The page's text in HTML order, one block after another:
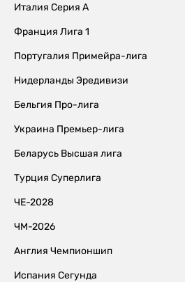
Италия Серия А
Франция Лига 1
Португалия Примейра-лига
Нидерланды Эредивизи
Бельгия Про-лига
Украина Премьер-лига
Беларусь Высшая лига
Турция Суперлига
ЧЕ-2028
ЧМ-2026
Англия Чемпионшип
Испания Сегунда